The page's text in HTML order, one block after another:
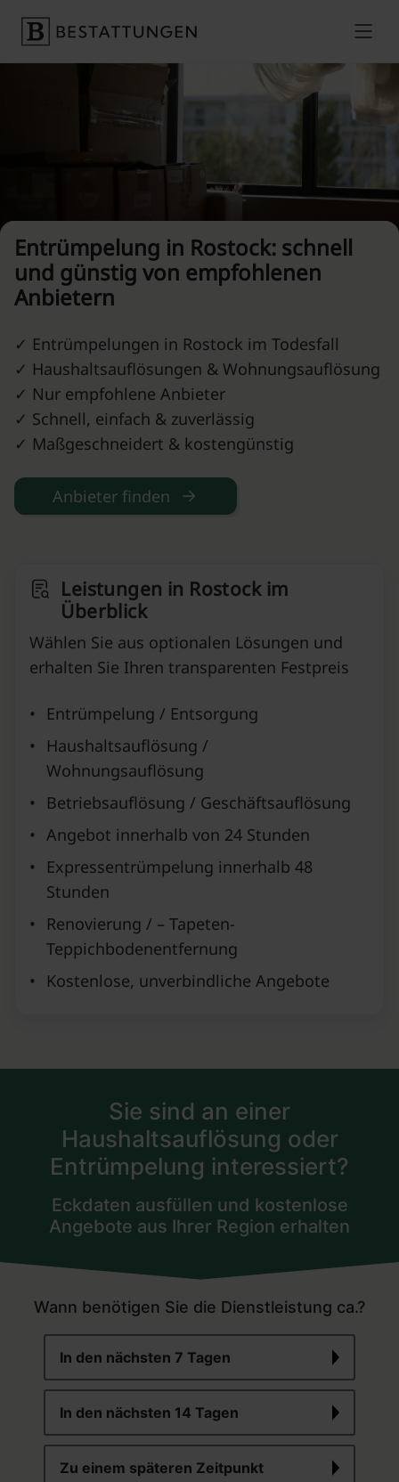
Preise vergleichen
Entrümpelung in Rostock: schnell
und günstig von empfohlenen
Anbietern
✓ Entrümpelungen in Rostock im Todesfall
✓ Haushaltsauflösungen & Wohnungsauflösung
✓ Nur empfohlene Anbieter
✓ Schnell, einfach & zuverlässig
✓ Maßgeschneidert & kostengünstig
Anbieter finden
Leistungen in Rostock im
Überblick
Wählen Sie aus optionalen Lösungen und
erhalten Sie Ihren transparenten Festpreis
•
Entrümpelung / Entsorgung
•
Haushaltsauflösung /
Wohnungsauflösung
•
Betriebsauflösung / Geschäftsauflösung
• Angebot innerhalb von 24 Stunden
•
Expressentrümpelung innerhalb 48
Stunden
•
Renovierung / – Tapeten-
Teppichbodenentfernung
•
Kostenlose, unverbindliche Angebote